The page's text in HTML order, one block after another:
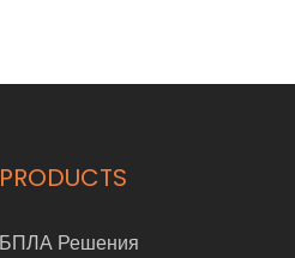
PRODUCTS
БПЛА Решения